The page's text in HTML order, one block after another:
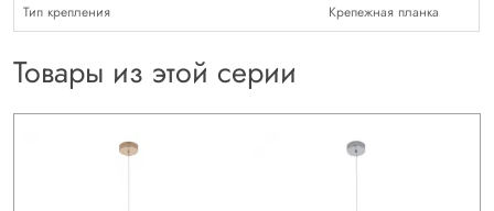
Тип крепления
Крепежная планка
Товары из этой серии